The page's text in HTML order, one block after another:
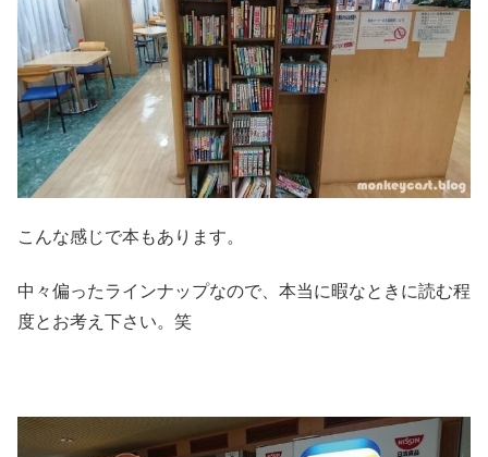
こんな感じで本もあります。
中々偏ったラインナップなので、本当に暇なときに読む程
度とお考え下さい。笑